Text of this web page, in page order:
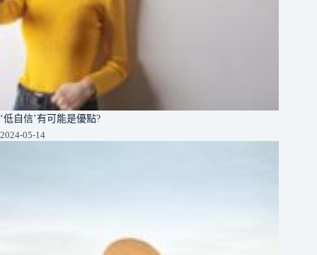
‘低自信’有可能是優點?
2024-05-14